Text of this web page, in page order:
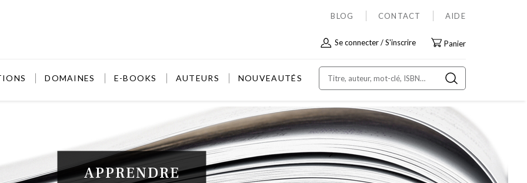
BLOG CONTACT AIDE
Allez
contenu
Se connecter S'inscrire Panier
DOMAINES E-BOOKS AUTEURS NOUVEAUTÉS
APPRENDRE